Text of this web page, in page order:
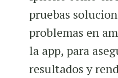
pruebas
problemas en
la app, para
resultados y